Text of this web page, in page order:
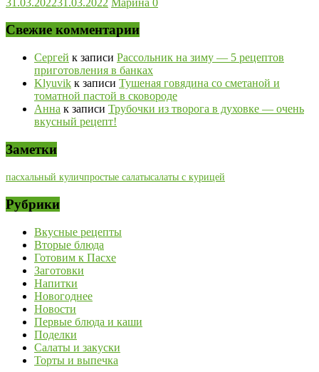
Свежие комментарии
Сергей к записи Рассольник на зиму — 5 рецептов
приготовления в банках
Klyuvik к записи Тушеная говядина со сметаной и
томатной пастой в сковороде
Анна к записи Трубочки из творога в духовке — очень
вкусный рецепт!
Заметки
пасхальный куличпростые салатысалаты с курицей
Рубрики
Вкусные рецепты
Вторые блюда
Готовим к Пасхе
Заготовки
Напитки
Новогоднее
Новости
Первые блюда и каши
Поделки
Салаты и закуски
Торты и выпечка